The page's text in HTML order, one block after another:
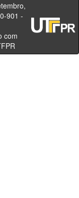
901 -
com